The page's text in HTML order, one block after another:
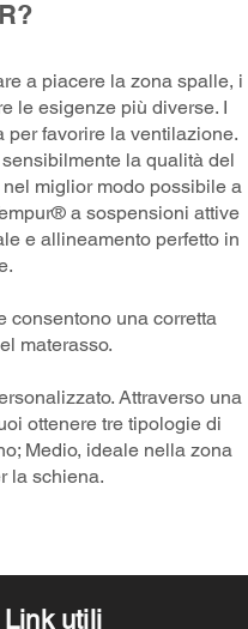
a piacere la zona spalle, i
le esigenze più diverse. I
per favorire la ventilazione.
la qualità del
miglior modo possibile a
a sospensioni attive
e allineamento perfetto in
consentono una corretta
materasso.
Attraverso una
ottenere tre tipologie di
Medio, ideale nella zona
la schiena.
Link utili